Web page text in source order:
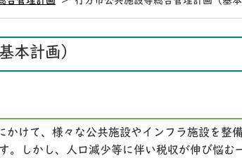
本計画）
けて、様々な公共施設やインフラ施設を整
。しかし、人口減少等に伴い税収が伸び悩む